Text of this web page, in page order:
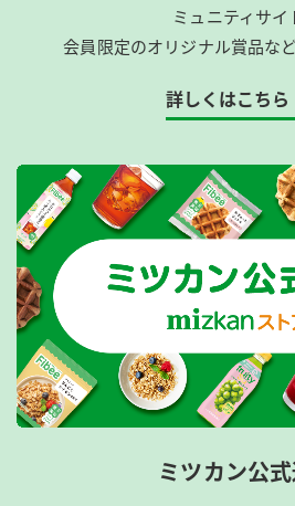
ミュニティサイ
会員限定のオリジナル賞品な
詳しくはこちら
ミツカン公